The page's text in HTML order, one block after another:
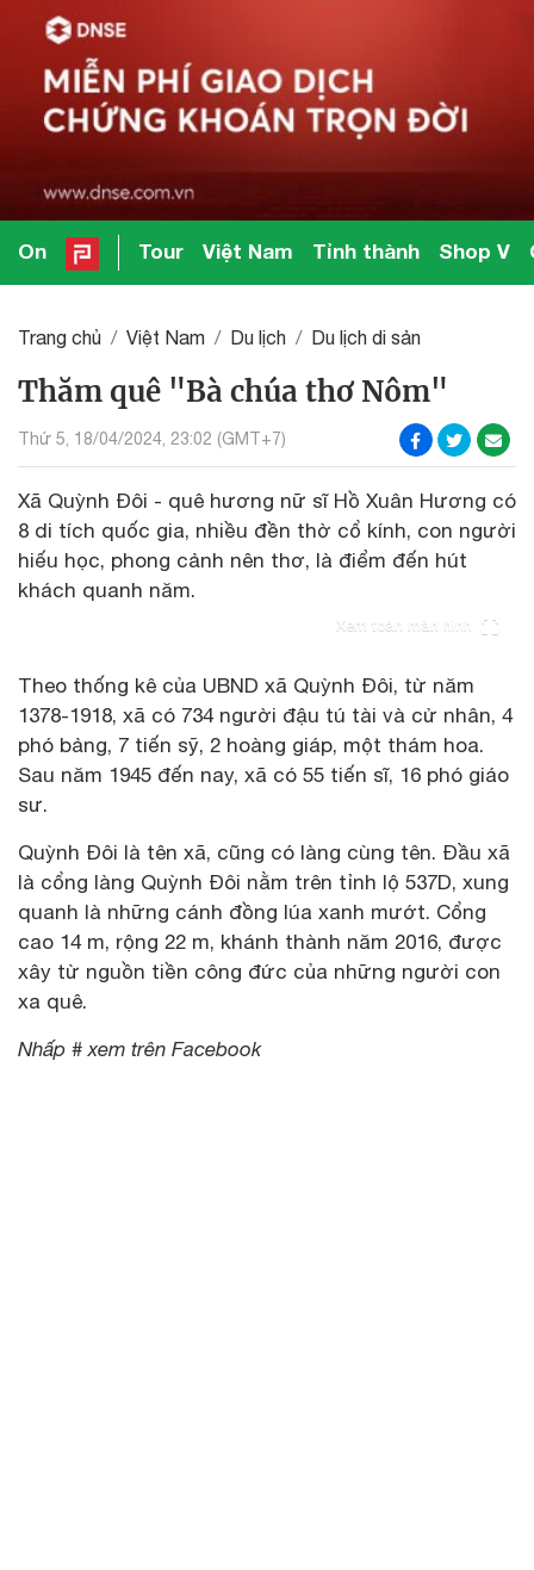
On Tour Việt Nam Tỉnh thành Shop V
Trang chủ Việt Nam Du lịch Du lịch di sản
Thăm quê "Bà chúa thơ Nôm"
Thứ 5, 18/04/2024, 23:02 (GMT+7)
Xã Quỳnh Đôi - quê hương nữ sĩ Hồ Xuân Hương có
8 di tích quốc gia, nhiều đền thờ cổ kính, con người
hiếu học, phong cảnh nên thơ, là điểm đến hút
khách quanh năm.
Xem toàn màn hình
Theo thống kê của UBND xã Quỳnh Đôi, từ năm
1378-1918, xã có 734 người đậu tú tài và cử nhân, 4
phó bảng, 7 tiến sỹ, 2 hoàng giáp, một thám hoa.
Sau năm 1945 đến nay, xã có 55 tiến sĩ, 16 phó giáo
sư.
Quỳnh Đôi là tên xã, cũng có làng cùng tên. Đầu xã
là cổng làng Quỳnh Đôi nằm trên tỉnh lộ 537D, xung
quanh là những cánh đồng lúa xanh mướt. Cổng
cao 14 m, rộng 22 m, khánh thành năm 2016, được
xây từ nguồn tiền công đức của những người con
xa quê.
Nhấp # xem trên Facebook